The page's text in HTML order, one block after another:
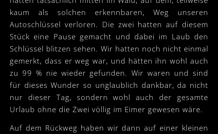
kaum als solchen erkennbaren, Weg unseren
Autoschlüssel verloren. Die zwei hatten auf diesem
Stück eine Pause gemacht und dabei im Laub den
Schlüssel blitzen sehen. Wir hatten noch nicht einmal
gemerkt, dass er weg war, und hätten ihn wohl auch
zu 99 % nie wieder gefunden. Wir waren und sind
für dieses Wunder so unglaublich dankbar, da nicht
nur dieser Tag, sondern wohl auch der gesamte
Urlaub ohne die Zwei völlig im Eimer gewesen wäre.
Auf dem Rückweg haben wir dann auf einer kleinen